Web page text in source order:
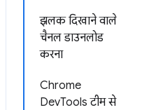
झलक दिखाने वाले
चैनल डाउनलोड
करना
Chrome
DevTools टीम से